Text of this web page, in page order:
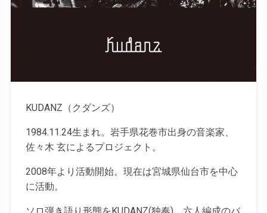
KUDANZ（クダンズ）
1984.11.24生まれ。岩手県花巻市出身の音楽家、
佐々木 玄によるプロジェクト。
2008年より活動開始。現在は宮城県仙台市を中心
に活動。
ソロ弾き語り形態をKUDANZ(独奏)、六人編成のバ